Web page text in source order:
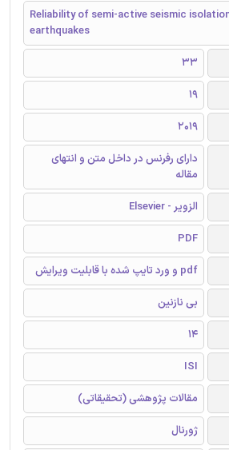
Reliability of semi-active seismic
earthquakes
33
19
2019
دارای رفرنس در داخل متن و انتهای
مقاله
الزویر - Elsevier
PDF
pdf و ورد تایپ شده با قابلیت ویرایش
بی نازنین
14
ISI
مقالات پژوهشی (تحقیقاتی)
ژورنال